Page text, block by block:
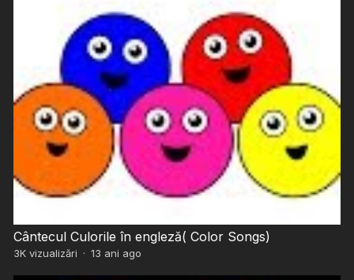
Cântecul Culorile în engleză( Color Songs)
3Kvizualizări · 13 ani ago